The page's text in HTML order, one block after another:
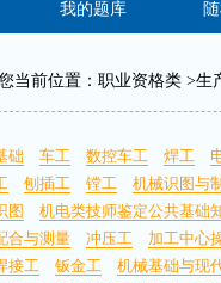
我的题库
当前位置： 职业资格类 >生
础 车工 数控车工 焊工
刨插工 镗工 机械识图与
图
机电类技师鉴定公共基础
合与测量
冲压工 加工中心
接工
钣金工 机械基础与现